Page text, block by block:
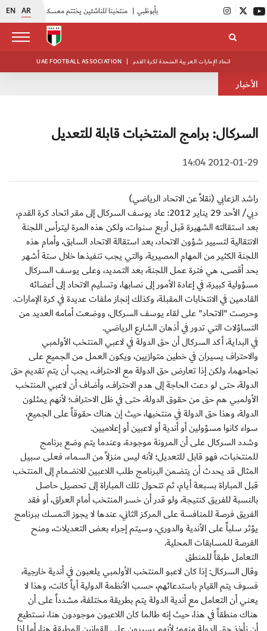
EN AR اتحاد الكرة يُنظم ورشة عمل للمراقبين المعتمدين منتخبنا للناشئين يختتم معسكره الخارجي في صربيا
UAE FOOTBALL ASSOCIATION | اتحاد الإمارات العربية المتحدة لكرة القدم
الأخبار
السركال: برامج المنتخبات قابلة للتعديل
2012-01-29 14:04
راشد الزعابي (نقلاً عن الاتحاد الرياضي)
دبي/ الأحد 29 يناير 2012: عاد يوسف السركال إلى مقر اتحاد كرة القدم،
بعد استقالته الشهيرة قبل أربع سنوات، ولكن هذه المرة ليترأس اللجنة
الانتقالية لتسيير شؤون الاتحاد، بعد استقالة الاتحاد السابق، وأمام هذه
اللجنة الكثير من المهام المصيرية، والتي يجب تنفيذها خلال ستة أشهر
بحد أقصى، هي فترة عمل اللجنة، بعد التمديد، وعلى يوسف السركال
مسؤولية كبيرة، في إعادة الأمور إلى نصابها، وتسليم الاتحاد إلى أعضائه
القادمين في الانتخابات المقبلة، وكذلك إنجاز ملفات عديدة في كرة الإمارات.
وحرصت "الاتحاد" على لقاء يوسف السركال، ووضعت أمامه العديد من
التساؤلات التي تدور في أذهان الشارع الرياضي.
في البداية، أكد السركال أن حق الدولة في لاعبي المنتخب الأولمبي
والاحتراف يسيران في خطين متوازيين، ويكون العمل من الجميع على
نجاحهما، ولكن إذا تعارض حق الدولة مع الاحتراف، يجب أن يتم تقديم حق
الدولة، حتى لو دعت الحاجة إلى هدم الاحتراف، وأضاف أن لاعبي المنتخب
الأولمبي هم حق من حقوق الدولة، حتى في ظل الاحتراف؛ لأنهم يمثلون
الدولة، وهذا حق الدولة في منتخبها، حيث إن هناك حقوقاً على الجميع،
سواء كانوا مسؤولين أو أندية أو لاعبين أو إعلاميين.
وشدد السركال على أن المرونة موجودة، وعندما يتم وضع برنامج
للمنتخبات، فهو قابل للتعديل؛ لأنه ليس منزلاً من السماء، فعلى سبيل
المثال قد يحدث أن يتضمن البرنامج طلب اللاعبين للانضمام إلى المنتخب
قبل المباراة بسبعة أيام، ثم تتحول تلك المباراة إلى تحصيل حاصل
بالنسبة للفريق كنتيجة، ولو قدر أن خسر المنتخب أمام العراق، أو فقد
الفريق فرصة للمنافسة على المركز الثاني، عندها لا يجوز التمسك ببرنامج
يؤثر سلباً على الأندية والدوري، وسيتم إجراء بعض التعديلات، ومنح
الفرصة للمسابقات المحلية.
التعامل طبقاً للمنطق
وقال السركال: إذا كان لاعبو المنتخب الأولمبي يلعبون في أندية خارجية،
فسوف يتم القيام باستدعائهم، حسب الأنظمة الدولية أياً كانت، وهذا لا
يعني أن التعامل مع أندية الدولة يتم بطريقة مختلفة، مشدداً على أن
هناك منطقاً في هذا، حيث إنه طالما كان اللاعبون موجودون هنا، نستطيع